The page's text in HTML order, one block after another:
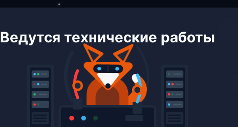
Ведутся технические работы